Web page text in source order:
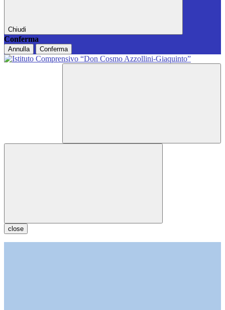
Chiudi
Conferma
Annulla Conferma
close